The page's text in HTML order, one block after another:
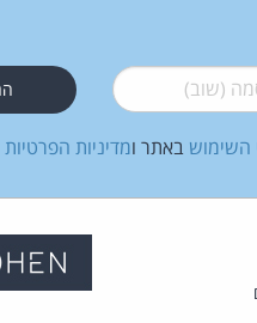
(שוב)*
השימוש באתר ומדיניות הפרטיות